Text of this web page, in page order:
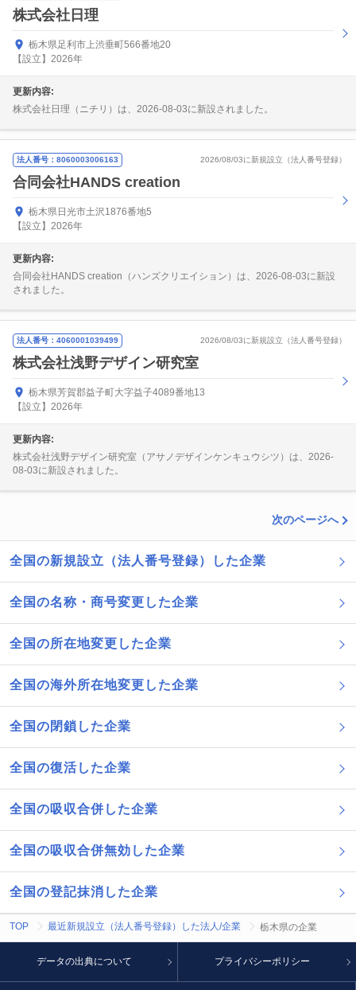
株式会社日理
栃木県足利市上渋垂町566番地20
【設立】2026年
更新内容:
株式会社日理（ニチリ）は、2026-08-03に新設されました。
法人番号：8060003006163 2026/08/03に新規設立（法人番号登録）
合同会社HANDS creation
栃木県日光市土沢1876番地5
【設立】2026年
更新内容:
合同会社HANDS creation（ハンズクリエイション）は、2026-08-03に新設
されました。
法人番号：4060001039499 2026/08/03に新規設立（法人番号登録）
株式会社浅野デザイン研究室
栃木県芳賀郡益子町大字益子4089番地13
【設立】2026年
更新内容:
株式会社浅野デザイン研究室（アサノデザインケンキュウシツ）は、2026-
08-03に新設されました。
次のページへ
全国の新規設立（法人番号登録）した企業
全国の名称・商号変更した企業
全国の所在地変更した企業
全国の海外所在地変更した企業
全国の閉鎖した企業
全国の復活した企業
全国の吸収合併した企業
全国の吸収合併無効した企業
全国の登記抹消した企業
TOP 最近新規設立（法人番号登録）した法人/企業 栃木県の企業
データの出典について プライバシーポリシー